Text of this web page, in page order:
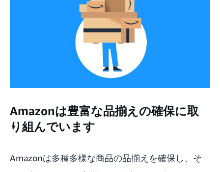
Amazonは豊富な品揃えの確保に取
り組んでいます
Amazonは多種多様な商品の品揃えを確保し、そ